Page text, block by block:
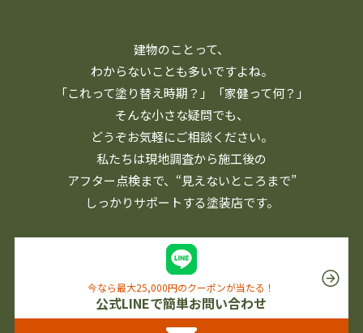
建物のことって、
わからないことも多いですよね。
「これって塗り替え時期？」「家健って何？」
そんな小さな疑問でも、
どうぞお気軽にご相談ください。
私たちは現地調査から施工後の
アフター点検まで、 “見えないところまで”
しっかりサポートする塗装店です。
今なら最大25,000円のクーポンが当たる！
公式LINEで簡単お問い合わせ